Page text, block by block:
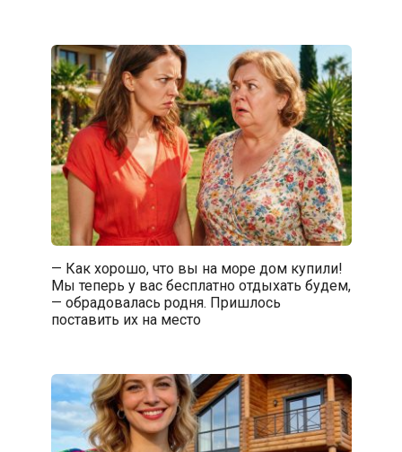
— Как хорошо, что вы на море дом купили!
Мы теперь у вас бесплатно отдыхать будем,
— обрадовалась родня. Пришлось
поставить их на место